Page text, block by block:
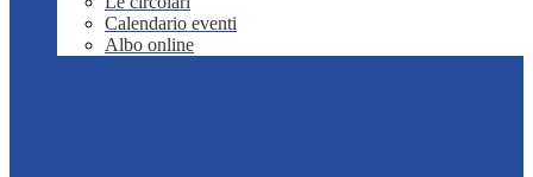
Calendario eventi
Albo online